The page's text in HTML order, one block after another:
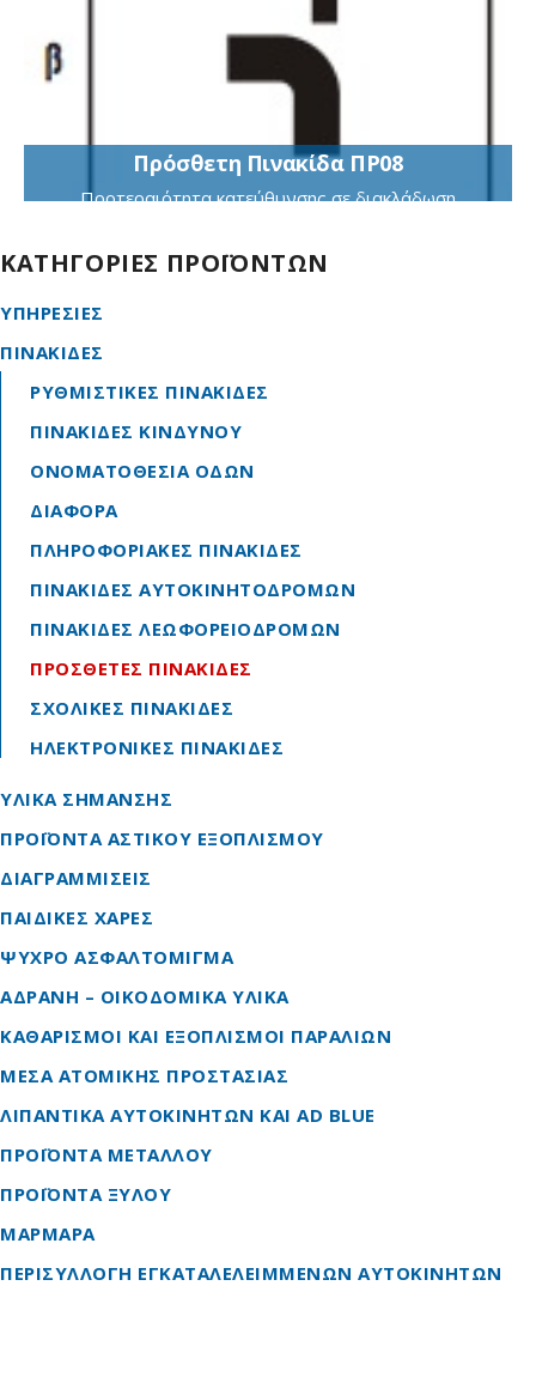
Πρόσθετη Πινακίδα ΠΡ08
Προτεραιότητα κατεύθυνσης σε διακλάδωση
ΚΑΤΗΓΟΡΙΕΣ ΠΡΟΪΟΝΤΩΝ
ΥΠΗΡΕΣΙΕΣ
ΠΙΝΑΚΙΔΕΣ
ΡΥΘΜΙΣΤΙΚΕΣ ΠΙΝΑΚΙΔΕΣ
ΠΙΝΑΚΙΔΕΣ ΚΙΝΔΥΝΟΥ
ΟΝΟΜΑΤΟΘΕΣΙΑ ΟΔΩΝ
ΔΙΑΦΟΡΑ
ΠΛΗΡΟΦΟΡΙΑΚΕΣ ΠΙΝΑΚΙΔΕΣ
ΠΙΝΑΚΙΔΕΣ ΑΥΤΟΚΙΝΗΤΟΔΡΟΜΩΝ
ΠΙΝΑΚΙΔΕΣ ΛΕΩΦΟΡΕΙΟΔΡΟΜΩΝ
ΠΡΟΣΘΕΤΕΣ ΠΙΝΑΚΙΔΕΣ
ΣΧΟΛΙΚΕΣ ΠΙΝΑΚΙΔΕΣ
ΗΛΕΚΤΡΟΝΙΚΕΣ ΠΙΝΑΚΙΔΕΣ
ΥΛΙΚΑ ΣΗΜΑΝΣΗΣ
ΠΡΟΪΟΝΤΑ ΑΣΤΙΚΟΥ ΕΞΟΠΛΙΣΜΟΥ
ΔΙΑΓΡΑΜΜΙΣΕΙΣ
ΠΑΙΔΙΚΕΣ ΧΑΡΕΣ
ΨΥΧΡΟ ΑΣΦΑΛΤΟΜΙΓΜΑ
ΑΔΡΑΝΗ – ΟΙΚΟΔΟΜΙΚΑ ΥΛΙΚΑ
ΚΑΘΑΡΙΣΜΟΙ ΚΑΙ ΕΞΟΠΛΙΣΜΟΙ ΠΑΡΑΛΙΩΝ
ΜΕΣΑ ΑΤΟΜΙΚΗΣ ΠΡΟΣΤΑΣΙΑΣ
ΛΙΠΑΝΤΙΚΑ ΑΥΤΟΚΙΝΗΤΩΝ ΚΑΙ AD BLUE
ΠΡΟΪΟΝΤΑ ΜΕΤΑΛΛΟΥ
ΠΡΟΪΟΝΤΑ ΞΥΛΟΥ
ΜΑΡΜΑΡΑ
ΠΕΡΙΣΥΛΛΟΓΗ ΕΓΚΑΤΑΛΕΛΕΙΜΜΕΝΩΝ ΑΥΤΟΚΙΝΗΤΩΝ